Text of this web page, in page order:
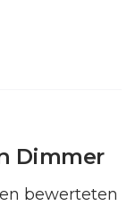
Dimmer
bewerteten